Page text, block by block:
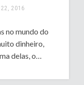
22, 2016
no mundo do
dinheiro,
delas, o…